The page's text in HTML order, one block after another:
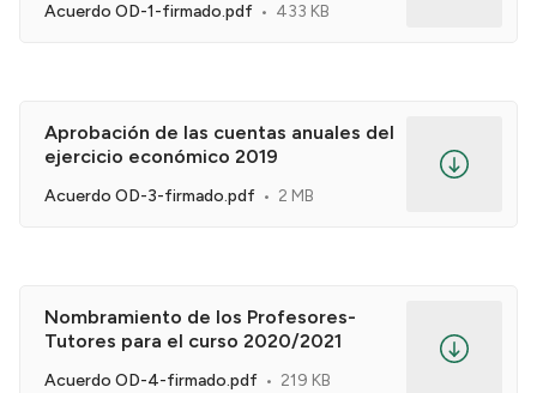
Acuerdo OD-1-firmado.pdf 433 KB
Aprobación de las cuentas anuales del
ejercicio económico 2019
Acuerdo OD-3-firmado.pdf 2 MB
Nombramiento de los Profesores-
Tutores para el curso 2020/2021
Acuerdo OD-4-firmado.pdf 219 KB